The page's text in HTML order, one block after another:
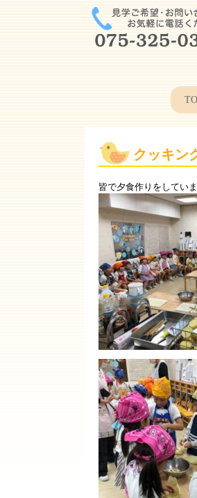
クッキン
皆で夕食作りをしてい